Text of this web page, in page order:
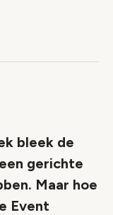
bleek de
gerichte
Maar hoe
Event